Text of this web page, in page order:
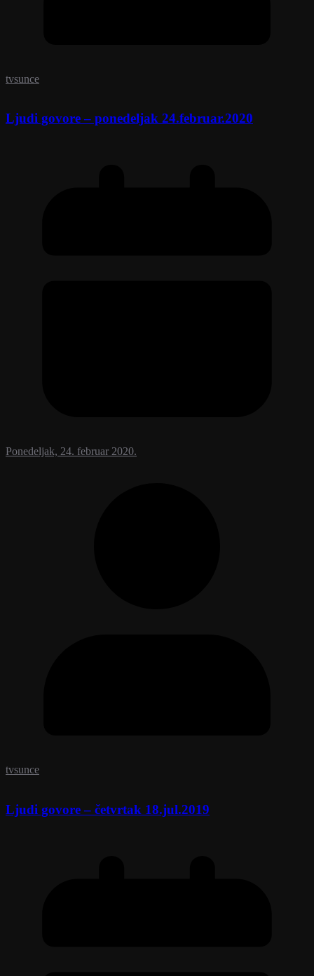
tvsunce
Ljudi govore – ponedeljak 24.februar.2020
Ponedeljak, 24. februar 2020.
tvsunce
Ljudi govore – četvrtak 18.jul.2019